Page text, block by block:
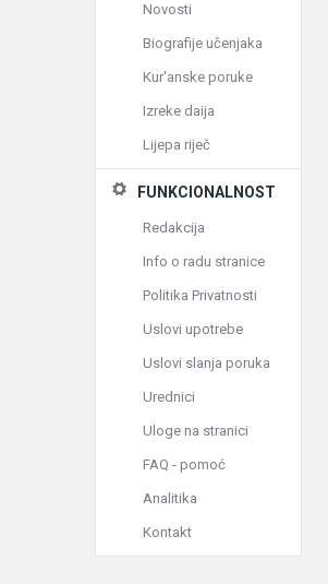
Novosti
Biografije učenjaka
Kur'anske poruke
Izreke daija
Lijepa riječ
FUNKCIONALNOST
Redakcija
Info o radu stranice
Politika Privatnosti
Uslovi upotrebe
Uslovi slanja poruka
Urednici
Uloge na stranici
FAQ - pomoć
Analitika
Kontakt